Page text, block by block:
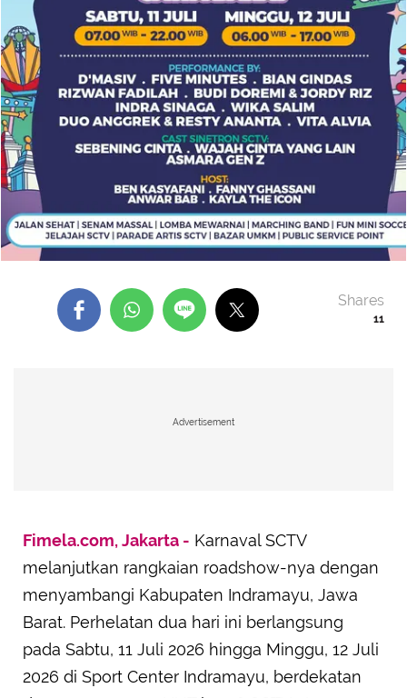
11
Shares
Advertisement
Fimela.com, Jakarta - Karnaval SCTV
melanjutkan rangkaian roadshow-nya dengan
menyambangi Kabupaten Indramayu, Jawa
Barat. Perhelatan dua hari ini berlangsung
pada Sabtu, 11 Juli 2026 hingga Minggu, 12 Juli
2026 di Sport Center Indramayu, berdekatan